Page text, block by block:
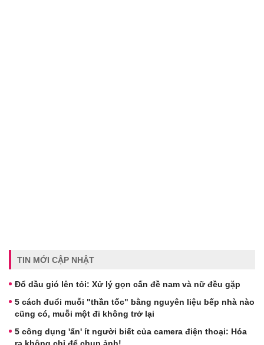
TIN MỚI CẬP NHẬT
Đổ dầu gió lên tỏi: Xử lý gọn cấn đề nam và nữ đều gặp
5 cách đuổi muỗi "thần tốc" bằng nguyên liệu bếp nhà nào
cũng có, muỗi một đi không trở lại
5 công dụng 'ẩn' ít người biết của camera điện thoại: Hóa
ra không chỉ để chụp ảnh!